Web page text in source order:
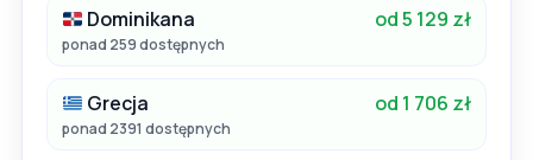
Dominikana od 5 129 zł
ponad 259 dostępnych
Grecja od 1 706 zł
ponad 2391 dostępnych